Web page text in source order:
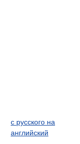
с русского на
английский